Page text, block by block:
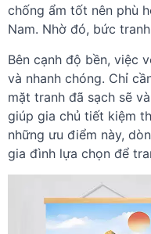
chống ẩm tốt nên phù
Nam. Nhờ đó, bức
Bên cạnh độ bền, việc
và nhanh chóng. Chỉ
mặt tranh đã sạch sẽ
giúp gia chủ tiết kiệm
những ưu điểm này,
gia đình lựa chọn để